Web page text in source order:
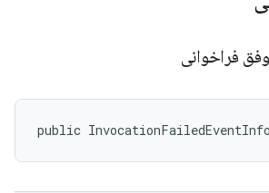
فراخوانی
public